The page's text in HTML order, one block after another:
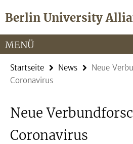
direkt
Inhalt
Berlin University
Service-
Navigation
MENÜ
Startseite News
Neue
Coronavirus
Neue
Coronavirus